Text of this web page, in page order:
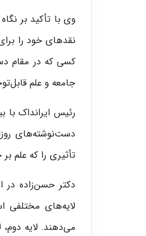
وی با تأکید بر
نقدهای خود را
کسی که در مقام
جامعه و علم
رئیس ایرانداک با
دست‌نوشته‌های
تأثیری را که علم
دکتر حسن‌زاده
لایه‌های مختلفی
می‌دهند. لایه